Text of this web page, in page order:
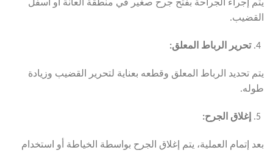
يتم إجراء الجراحة بفتح جرح صغير في منطقة العانة أو أسفل
القضيب.
تحرير الرباط المعلق:
يتم تحديد الرباط المعلق وقطعه بعناية لتحرير القضيب وزيادة
طوله.
إغلاق الجرح:
بعد إتمام العملية، يتم إغلاق الجرح بواسطة الخياطة أو استخدام